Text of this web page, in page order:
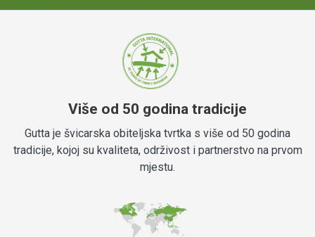
Više od 50 godina tradicije
Gutta je švicarska obiteljska tvrtka s više od 50 godina
tradicije, kojoj su kvaliteta, održivost i partnerstvo na prvom
mjestu.